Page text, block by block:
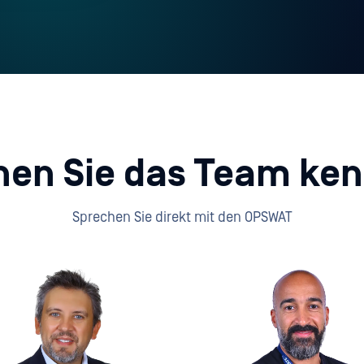
Sie das Team
Sprechen Sie direkt mit den OPSWAT